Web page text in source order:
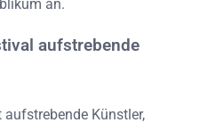
an.
aufstrebende
Künstler,